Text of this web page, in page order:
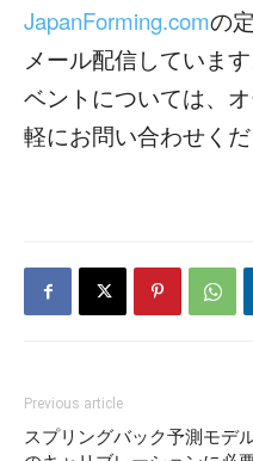
JapanForming.comの
メール配信していま
ベントについては、
軽にお問い合わせくだ
Previous article
スプリングバック予測モデ